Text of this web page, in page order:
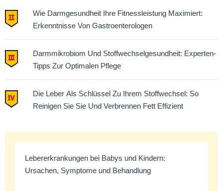
Wie Darmgesundheit Ihre Fitnessleistung Maximiert:
Erkenntnisse Von Gastroenterologen
Darmmikrobiom Und Stoffwechselgesundheit: Experten-
Tipps Zur Optimalen Pflege
Die Leber Als Schlüssel Zu Ihrem Stoffwechsel: So
Reinigen Sie Sie Und Verbrennen Fett Effizient
Lebererkrankungen bei Babys und Kindern:
Ursachen, Symptome und Behandlung